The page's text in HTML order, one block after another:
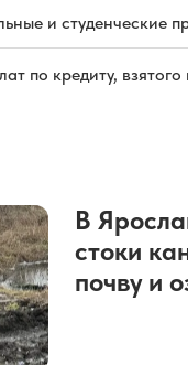
и студенческие
по кредиту,
В
стоки
почву и